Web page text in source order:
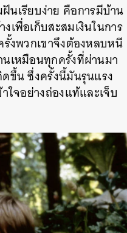
นเรียบง่าย คือการมีบ้าน
เพื่อเก็บสะสมเงินในการ
รั้งพวกเขาจึงต้องหลบหนี
เหมือนทุกครั้งที่ผ่านมา
ดขึ้นซึ่งครั้งนี้มันรุนแรง
ใจอย่างถ่องแท้และเจ็บ